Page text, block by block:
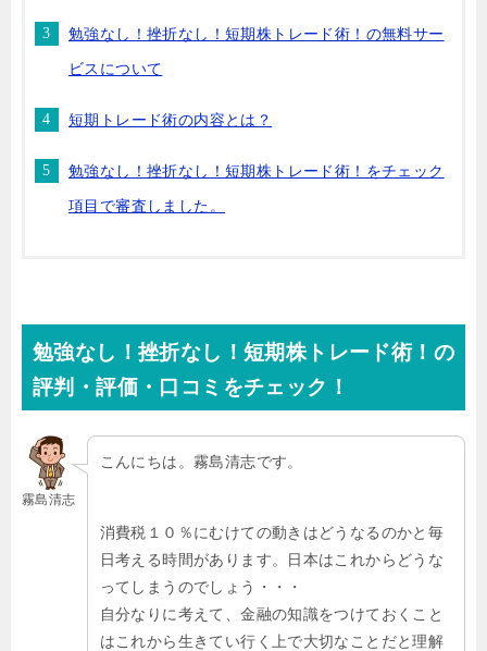
勉強なし！挫折なし！短期株トレード術！の無料サー
ビスについて
短期トレード術の内容とは？
勉強なし！挫折なし！短期株トレード術！をチェック
項目で審査しました。
勉強なし！挫折なし！短期株トレード術！の
評判・評価・口コミをチェック！
霧島清志
こんにちは。霧島清志です。
消費税１０％にむけての動きはどうなるのかと毎
日考える時間があります。日本はこれからどうな
ってしまうのでしょう・・・
自分なりに考えて、金融の知識をつけておくこと
はこれから生きてい行く上で大切なことだと理解